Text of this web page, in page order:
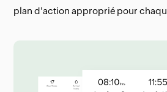
plan d'action approprié pour